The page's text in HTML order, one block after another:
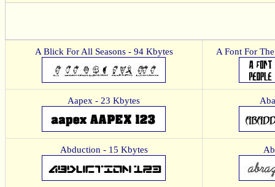
A Blick For All Seasons - 94 Kbytes A Font For
Aapex - 23 Kbytes
Abduction - 15 Kbytes